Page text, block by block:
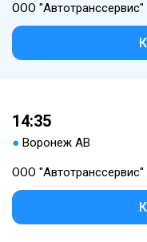
ООО "Автотранссервис"
14:35
● Воронеж АВ
ООО "Автотранссервис"